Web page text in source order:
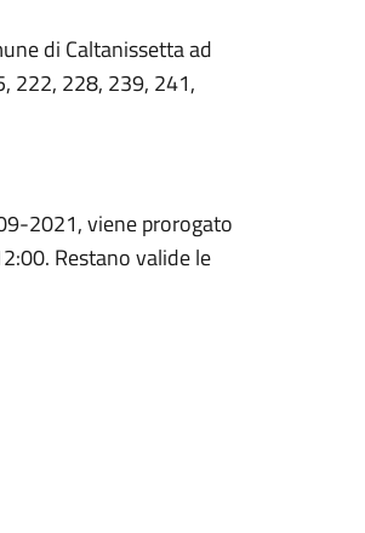
di Caltanissetta ad
222, 228, 239, 241,
2021, viene prorogato
Restano valide le